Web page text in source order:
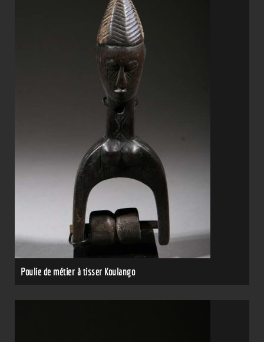
Poulie de métier à tisser Koulango